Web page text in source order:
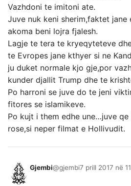
Vazhdoni te imitoni ate.
Juve nuk keni sherim,faktet jane
akoma beni lojra fjalesh.
Lagje te tera te kryeqyteteve
te Evropes jane kthyer si ne
ju duket normale kjo gje,por
kunder djallit Trump dhe te
Po harroni se juve do te jeni
fitores se islamikeve.
Po kujt i them edhe une…juve
rose,si neper filmat e Hollivudit.
Gjembi@gjembi7 prill 2017 në